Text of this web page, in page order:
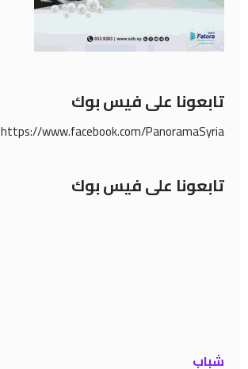
تابعونا على فيس بوك
https://www.facebook.com/PanoramaSyria
تابعونا على فيس بوك
شباب